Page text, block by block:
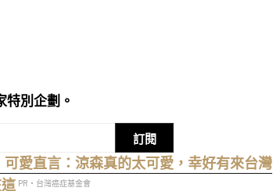
別企劃。
訂閱
愛直言：涼森真的太可愛，幸好有來台灣
PR・台灣癌症基金會